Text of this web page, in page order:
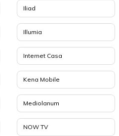
Iliad
Illumia
Internet Casa
Kena Mobile
Mediolanum
NOW TV